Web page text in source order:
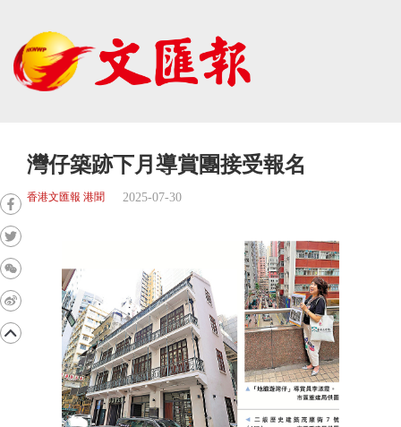
灣仔築跡下月導賞團接受報名
香港文匯報 港聞 2025-07-30